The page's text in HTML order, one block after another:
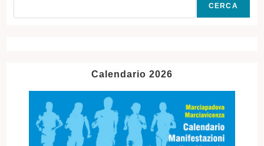
CERCA
Calendario 2026